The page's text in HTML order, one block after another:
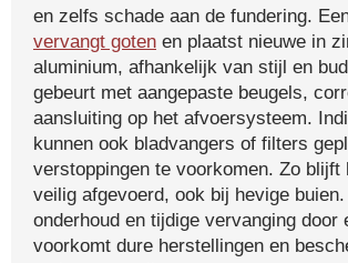
en zelfs schade aan de fundering.
vervangt goten en plaatst nieuwe in
aluminium, afhankelijk van stijl en
gebeurt met aangepaste beugels,
aansluiting op het afvoersysteem.
kunnen ook bladvangers of filters
verstoppingen te voorkomen. Zo blijft
veilig afgevoerd, ook bij hevige
onderhoud en tijdige vervanging door
voorkomt dure herstellingen en